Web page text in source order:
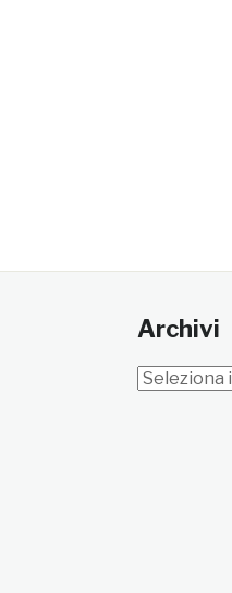
Archivi
Archivi